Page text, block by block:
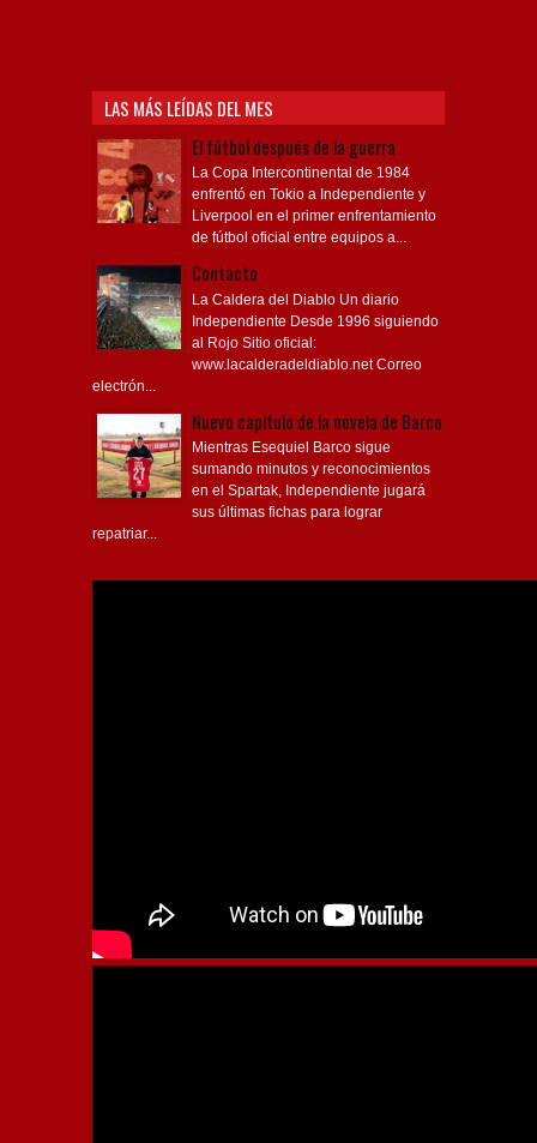
LAS MÁS LEÍDAS DEL MES
El fútbol después de la guerra
La Copa Intercontinental de 1984
enfrentó en Tokio a Independiente y
Liverpool en el primer enfrentamiento
de fútbol oficial entre equipos a...
Contacto
La Caldera del Diablo Un diario
Independiente Desde 1996 siguiendo
al Rojo Sitio oficial:
www.lacalderadeldiablo.net Correo
electrón...
Nuevo capítulo de la novela de Barco
Mientras Esequiel Barco sigue
sumando minutos y reconocimientos
en el Spartak, Independiente jugará
sus últimas fichas para lograr
repatriar...